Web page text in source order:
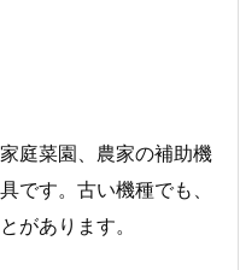
庭菜園、農家の補助機
です。古い機種でも、
があります。